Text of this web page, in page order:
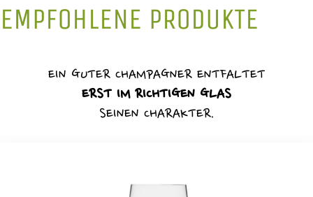
EMPFOHLENE PRODUKTE
EIN GUTER CHAMPAGNER ENTFALTET
ERST IM RICHTIGEN GLAS
SEINEN CHARAKTER.